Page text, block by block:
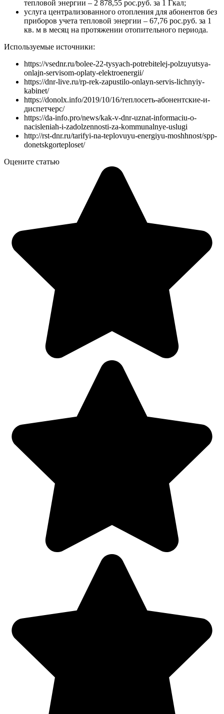
тепловой энергии – 2 878,55 рос.руб. за 1 Гкал;
услуга централизованного отопления для абонентов без
приборов учета тепловой энергии – 67,76 рос.руб. за 1
кв. м в месяц на протяжении отопительного периода.
Используемые источники:
https://vsednr.ru/bolee-22-tysyach-potrebitelej-polzuyutsya-
onlajn-servisom-oplaty-elektroenergii/
https://dnr-live.ru/rp-rek-zapustilo-onlayn-servis-lichnyiy-
kabinet/
https://donolx.info/2019/10/16/теплосеть-абонентские-и-
диспетчерс/
https://da-info.pro/news/kak-v-dnr-uznat-informaciu-o-
nacisleniah-i-zadolzennosti-za-kommunalnye-uslugi
http://rst-dnr.ru/tarifyi-na-teplovuyu-energiyu-moshhnost/spp-
donetskgorteploset/
Оцените статью